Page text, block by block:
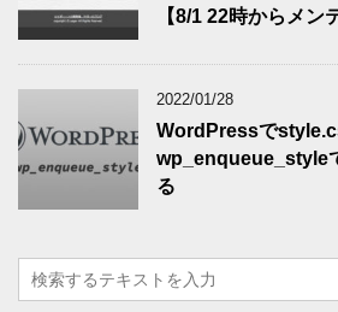
【8/1 22時からメン
2022/01/28
WordPressで
wp_enqueue_style
る